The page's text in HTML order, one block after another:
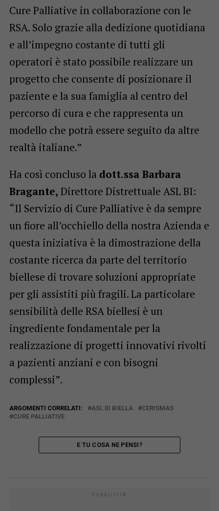
Cure Palliative in collaborazione con le
RSA. Solo grazie alla dedizione quotidiana
e all’impegno costante di tutti gli
operatori è stato possibile realizzare un
progetto che consente di posizionare il
paziente e la sua famiglia al centro del
percorso di cura e che rappresenta un
modello che potrà essere seguito da altre
realtà italiane.”
Ha così concluso la dott.ssa Barbara
Bragante, Direttore Distrettuale ASL BI:
“Il Servizio di Cure Palliative è da sempre
un fiore all’occhiello della nostra Azienda e
questa iniziativa è la dimostrazione della
costante ricerca da parte del territorio
biellese di trovare soluzioni appropriate
per gli assistiti più fragili. La particolare
sensibilità delle RSA biellesi è un
ingrediente fondamentale per la
realizzazione di progetti innovativi rivolti
a pazienti anziani e con bisogni
complessi”.
ARGOMENTI CORRELATI: ASL DI BIELLA
CERISMAS
CURE PALLIATIVE
E TU COSA NE PENSI?
PUBBLICITÀ